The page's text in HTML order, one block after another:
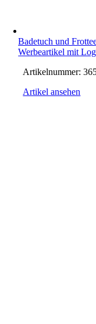
Badetuch und
Werbeartikel mit
Artikelnummer:
Artikel ansehen